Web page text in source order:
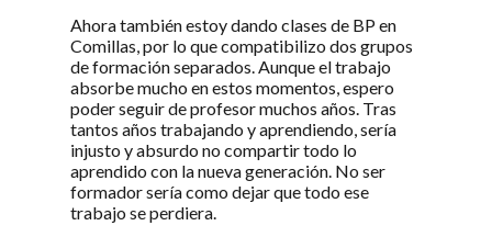
Ahora también estoy dando clases de BP en
Comillas, por lo que compatibilizo dos grupos
de formación separados. Aunque el trabajo
absorbe mucho en estos momentos, espero
poder seguir de profesor muchos años. Tras
tantos años trabajando y aprendiendo, sería
injusto y absurdo no compartir todo lo
aprendido con la nueva generación. No ser
formador sería como dejar que todo ese
trabajo se perdiera.